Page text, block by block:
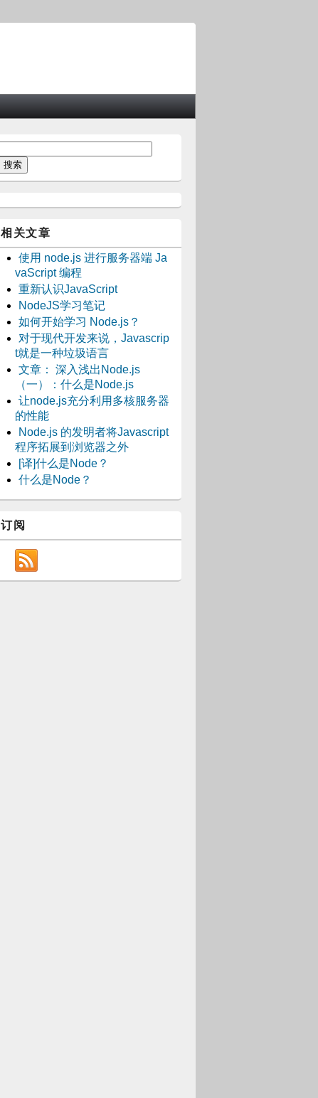
相关文章
使用 node.js 进行服务器端 Ja
vaScript 编程
重新认识JavaScript
NodeJS学习笔记
如何开始学习 Node.js？
对于现代开发来说，Javascrip
t就是一种垃圾语言
文章： 深入浅出Node.js
（一）：什么是Node.js
让node.js充分利用多核服务器
的性能
Node.js 的发明者将Javascript
程序拓展到浏览器之外
[译]什么是Node？
什么是Node？
订阅